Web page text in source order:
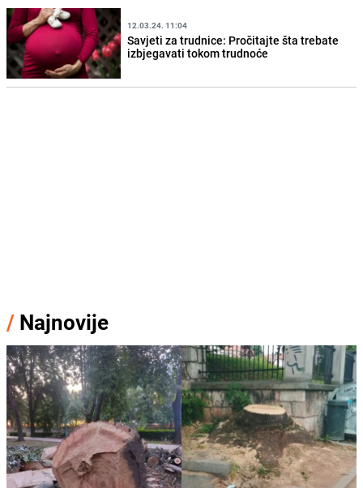
12.03.24. 11:04
Savjeti za trudnice: Pročitajte šta trebate
izbjegavati tokom trudnoće
/ Najnovije